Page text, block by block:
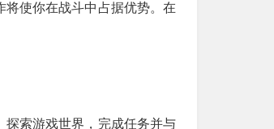
使你在战斗中占据优势。在
探索游戏世界，完成任务并与